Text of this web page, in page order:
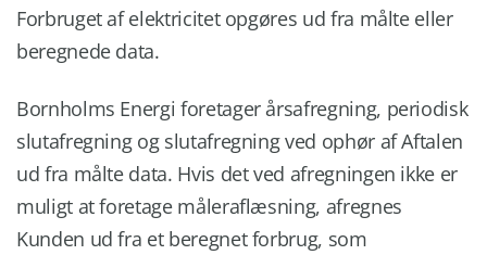
Forbruget af elektricitet opgøres ud fra målte eller
beregnede data.
Bornholms Energi foretager årsafregning, periodisk
slutafregning og slutafregning ved ophør af Aftalen
ud fra målte data. Hvis det ved afregningen ikke er
muligt at foretage måleraflæsning, afregnes
Kunden ud fra et beregnet forbrug, som